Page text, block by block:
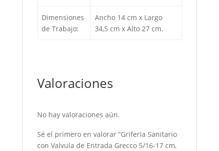
Dimensiones
de Trabajo:
Ancho 14 cm x Largo
34,5 cm x Alto 27 cm.
Valoraciones
No hay valoraciones aún.
Sé el primero en valorar “Griferia Sanitario
con Valvula de Entrada Grecco 5/16-17 cm,